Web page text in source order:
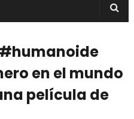
en el mundo
película de